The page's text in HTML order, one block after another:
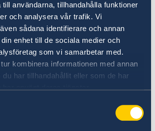
användarna, tillhandahålla funktioner
och analysera vår trafik. Vi
sådana identifierare och annan
enhet till de sociala medier och
som vi samarbetar med.
kombinera informationen med annan
du har tillhandahållit eller som de har
Çalışan ise;
yazılmış; hangi
yazıldığı
adını, pasaport
başlama tarihini ve
bilgilerini içeren; izin
ya da ücretsiz izin
imzalayan